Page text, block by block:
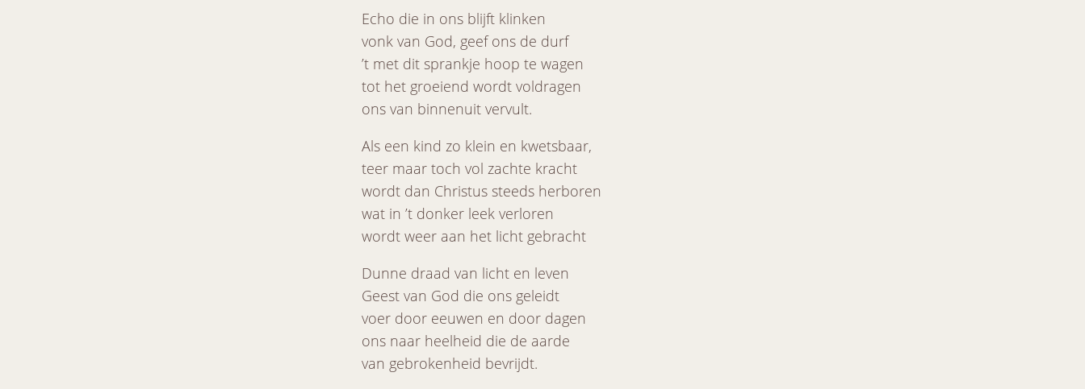
Echo die in ons blijft klinken
vonk van God, geef ons de durf
’t met dit sprankje hoop te wagen
tot het groeiend wordt voldragen
ons van binnenuit vervult.
Als een kind zo klein en kwetsbaar,
teer maar toch vol zachte kracht
wordt dan Christus steeds herboren
wat in ’t donker leek verloren
wordt weer aan het licht gebracht
Dunne draad van licht en leven
Geest van God die ons geleidt
voer door eeuwen en door dagen
ons naar heelheid die de aarde
van gebrokenheid bevrijdt.